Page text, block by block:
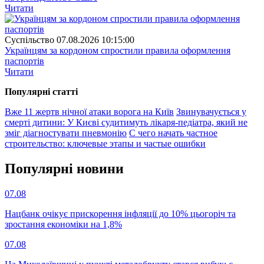
Читати
Суспiльство 07.08.2026 10:15:00
Українцям за кордоном спростили правила оформлення
паспортів
Читати
Популярнi статтi
Вже 11 жертв нічної атаки ворога на Київ Звинувачується у
смерті дитини: У Києві судитимуть лікаря-педіатра, який не
зміг діагностувати пневмонію С чего начать частное
строительство: ключевые этапы и частые ошибки
Популярнi новини
07.08
Нацбанк очікує прискорення інфляції до 10% цьогоріч та
зростання економіки на 1,8%
07.08